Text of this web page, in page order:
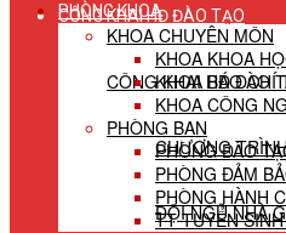
CÔNG KHAI HĐ ĐÀO TẠO
CÔNG KHAI HĐ ĐÀO
CHƯƠNG
ĐỘI NGŨ NHÀ
PHÒNG KHOA
KHOA CHUYÊN MÔN
KHOA KHOA
KHOA BÁO CHÍ
KHOA CÔNG
PHÒNG BAN
PHÒNG ĐÀO
PHÒNG ĐẢM
PHÒNG HÀNH
TT TUYỂN